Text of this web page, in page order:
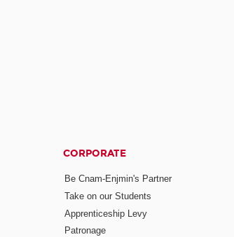
CORPORATE
Be Cnam-Enjmin's Partner
Take on our Students
Apprenticeship Levy
Patronage